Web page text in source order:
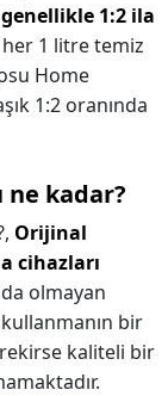
1:2 ila
her 1 litre temiz
Home
1:2 oranında
ne kadar?
Orijinal
cihazları
olmayan
bir
kaliteli bir